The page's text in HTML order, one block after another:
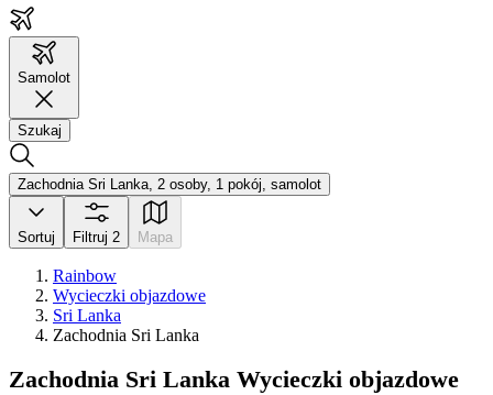
Samolot
Szukaj
Zachodnia Sri Lanka, 2 osoby, 1 pokój, samolot
Sortuj Filtruj 2 Mapa
Rainbow
Wycieczki objazdowe
Sri Lanka
Zachodnia Sri Lanka
Zachodnia Sri Lanka Wycieczki objazdowe